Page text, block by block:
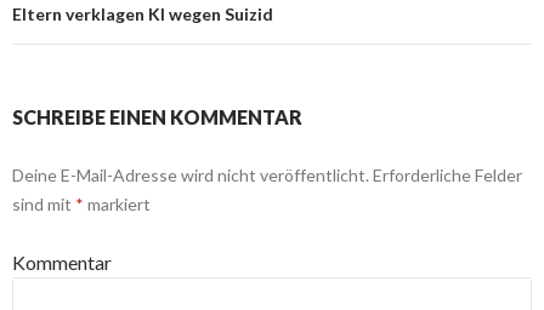
Eltern verklagen KI wegen Suizid
SCHREIBE EINEN KOMMENTAR
Deine E-Mail-Adresse wird nicht veröffentlicht. Erforderliche Felder
sind mit * markiert
Kommentar